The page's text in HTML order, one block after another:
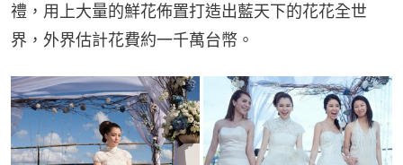
禮，用上大量的鮮花佈置打造出藍天下的花花全世
界，外界估計花費約一千萬台幣。